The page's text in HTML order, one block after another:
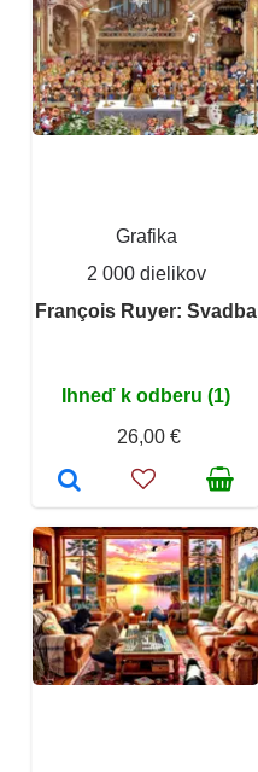
Grafika
2 000 dielikov
François Ruyer: Svadba
Ihneď k odberu (1)
26,00 €